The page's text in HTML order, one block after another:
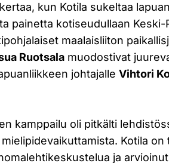
kun Kotila sukeltaa
painetta kotiseudullaan Keski-
maalaisliiton
Ruotsala muodostivat
johtajalleVihtori
kamppailu oli pitkälti
Kotila on
ja